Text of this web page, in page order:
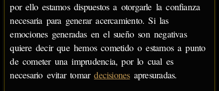
por ello estamos dispuestos a otorgarle la confianza
necesaria para generar acercamiento. Si las
emociones generadas en el sueño son negativas
quiere decir que hemos cometido o estamos a punto
de cometer una imprudencia, por lo cual es
necesario evitar tomardecisionesapresuradas.